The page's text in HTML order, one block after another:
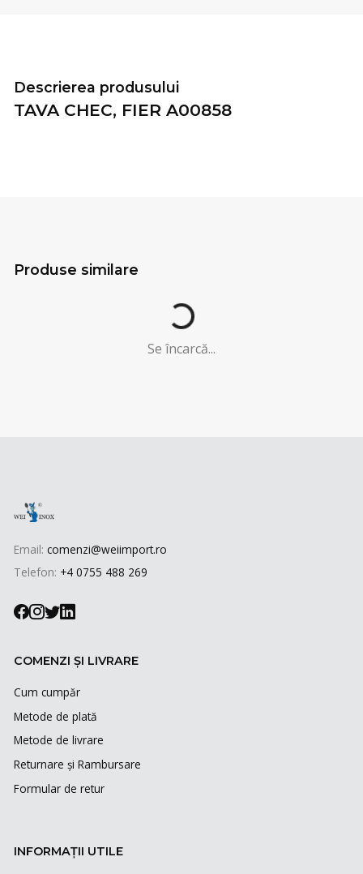
Descrierea produsului
TAVA CHEC, FIER A00858
Produse similare Se încarcă...
Se încarcă...
Email: comenzi@weiimport.ro
Telefon: +4 0755 488 269
COMENZI ȘI LIVRARE
Cum cumpăr
Metode de plată
Metode de livrare
Returnare și Rambursare
Formular de retur
INFORMAȚII UTILE